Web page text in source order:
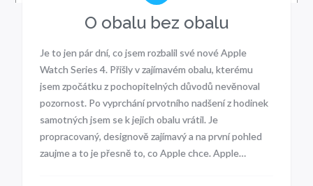
O obalu bez obalu
Je to jen pár dní, co jsem rozbalil své nové Apple
Watch Series 4. Přišly v zajímavém obalu, kterému
jsem zpočátku z pochopitelných důvodů nevěnoval
pozornost. Po vyprchání prvotního nadšení z hodinek
samotných jsem se k jejich obalu vrátil. Je
propracovaný, designově zajímavý a na první pohled
zaujme a to je přesně to, co Apple chce. Apple…